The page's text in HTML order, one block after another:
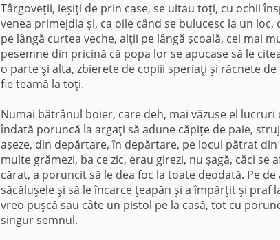
Târgoveţii, ieşiţi de prin case, se uitau toţi, cu ochii
venea primejdia şi, ca oile când se bulucesc la un
pe lângă curtea veche, alţii pe lângă şcoală, cei mai
pesemne din pricină că popa lor se apucase să le
o parte şi alta, zbierete de copiii speriaţi şi răcnete
fie teamă la toţi.
Numai bătrânul boier, care deh, mai văzuse el
îndată poruncă la argaţi să adune căpiţe de paie,
aşeze, din depărtare, în depărtare, pe locul pătrat
multe grămezi, ba ce zic, erau girezi, nu şagă, căci
cărat, a poruncit să le dea foc la toate deodată. Pe
săcăluşele şi să le încarce ţeapăn şi a împărţit şi praf
vreo puşcă sau câte un pistol pe la casă, tot cu
singur semnul.